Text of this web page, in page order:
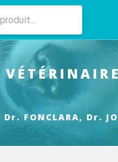
Dr. FONCLARA, Dr.